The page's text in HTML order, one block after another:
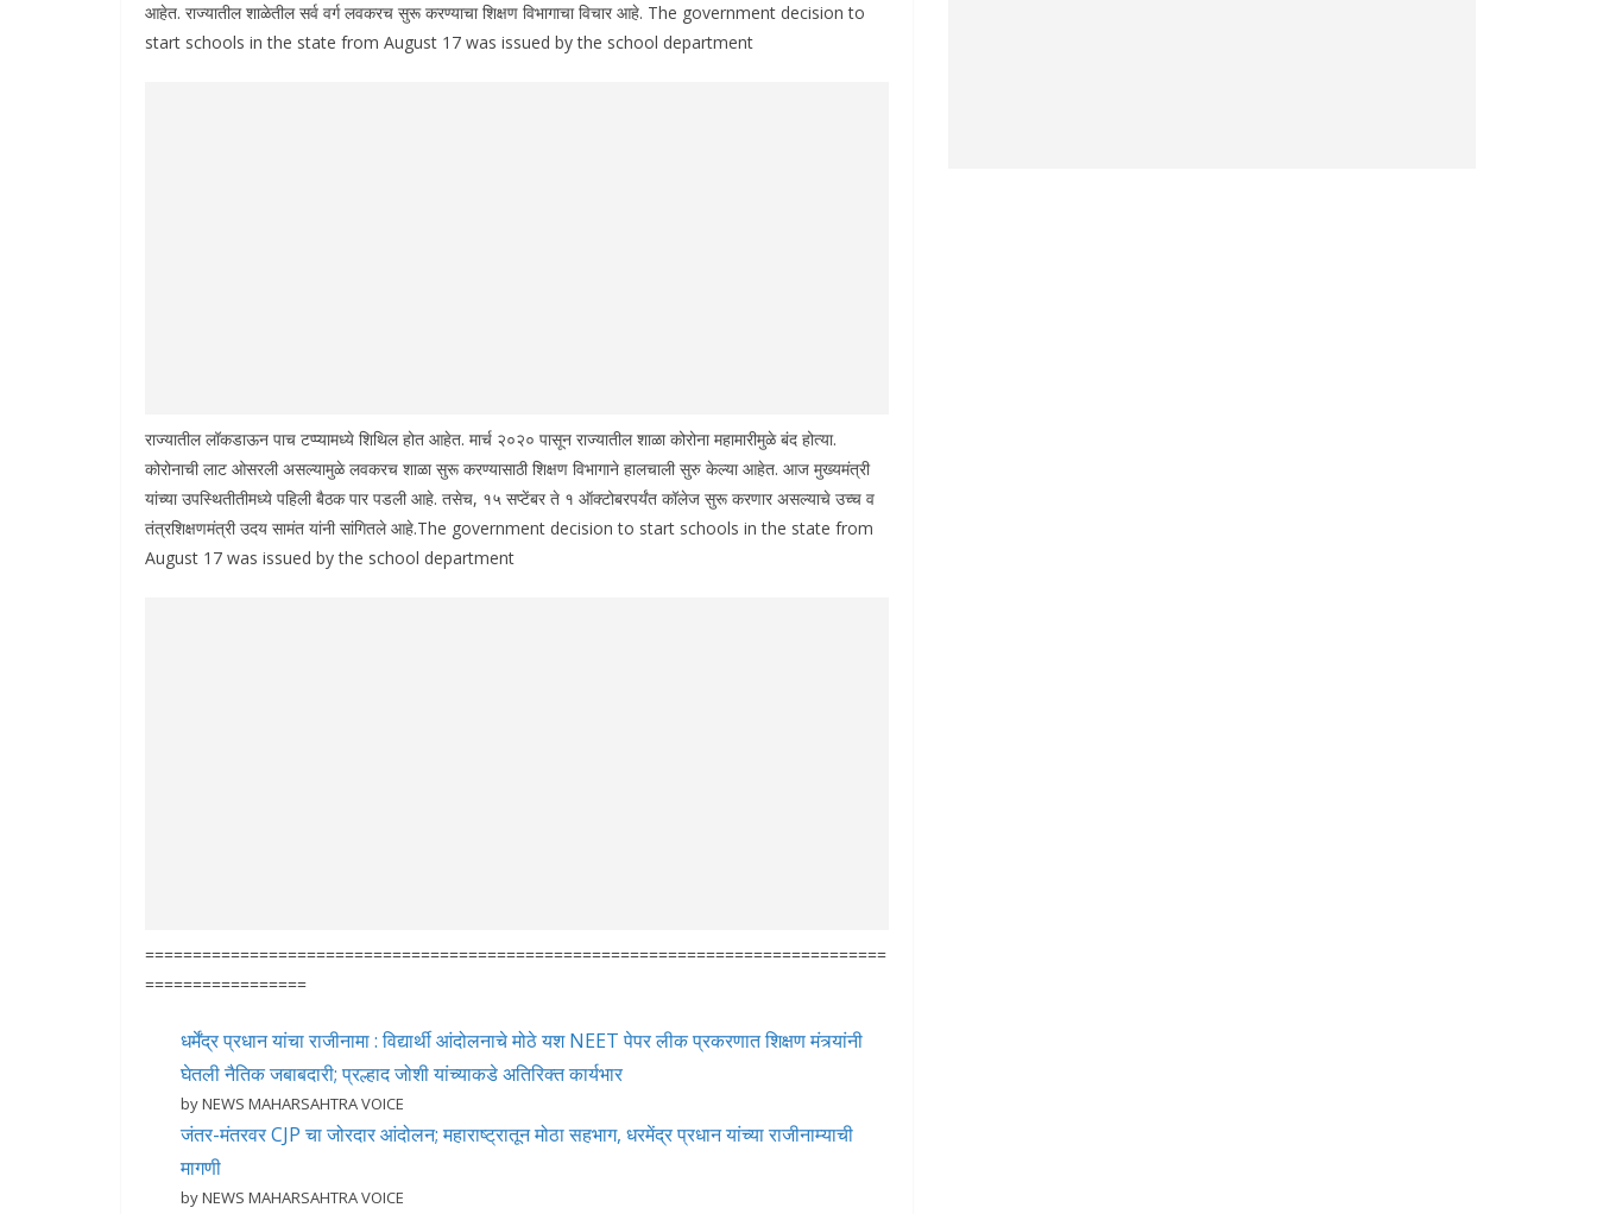
आहेत. राज्यातील शाळेतील सर्व वर्ग लवकरच सुरू करण्याचा शिक्षण विभागाचा विचार आहे. The government decision to
start schools in the state from August 17 was issued by the school department
राज्यातील लॉकडाऊन पाच टप्प्यामध्ये शिथिल होत आहेत. मार्च २०२० पासून राज्यातील शाळा कोरोना महामारीमुळे बंद होत्या.
कोरोनाची लाट ओसरली असल्यामुळे लवकरच शाळा सुरू करण्यासाठी शिक्षण विभागाने हालचाली सुरु केल्या आहेत. आज मुख्यमंत्री
यांच्या उपस्थितीतीमध्ये पहिली बैठक पार पडली आहे. तसेच, १५ सप्टेंबर ते १ ऑक्टोबरपर्यंत कॉलेज सुरू करणार असल्याचे उच्च व
तंत्रशिक्षणमंत्री उदय सामंत यांनी सांगितले आहे.The government decision to start schools in the state from
August 17 was issued by the school department
==============================================================================
=================
धर्मेंद्र प्रधान यांचा राजीनामा : विद्यार्थी आंदोलनाचे मोठे यश NEET पेपर लीक प्रकरणात शिक्षण मंत्र्यांनी
घेतली नैतिक जबाबदारी; प्रल्हाद जोशी यांच्याकडे अतिरिक्त कार्यभार
by NEWS MAHARSAHTRA VOICE
जंतर-मंतरवर CJP चा जोरदार आंदोलन; महाराष्ट्रातून मोठा सहभाग, धरमेंद्र प्रधान यांच्या राजीनाम्याची
मागणी
by NEWS MAHARSAHTRA VOICE